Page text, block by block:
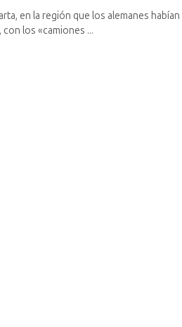
en la región que los alemanes
los «camiones ...